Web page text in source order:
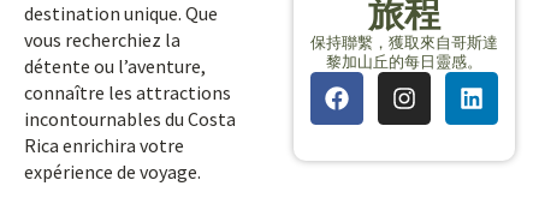
destination unique. Que
vous recherchiez la
détente ou l’aventure,
connaître les attractions
incontournables du Costa
Rica enrichira votre
expérience de voyage.
旅程
保持聯繫，獲取來自哥斯達
黎加山丘的每日靈感。